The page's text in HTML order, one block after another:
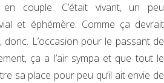
couple. C’était vivant, un peu
et éphémère. Comme ça devrait
donc. L’occasion pour le passant de
ça a l’air sympa et que tout le
sa place pour peu qu’il ait envie de